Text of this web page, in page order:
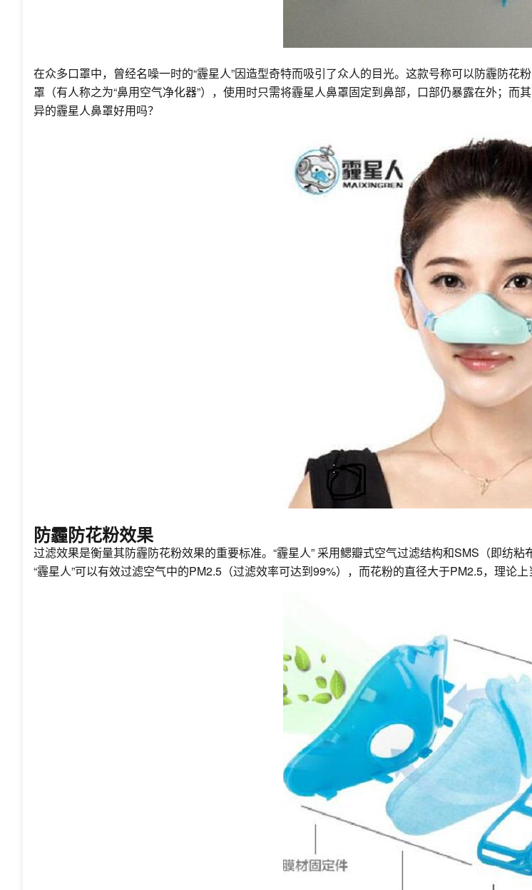
在众多口罩中，曾经名噪一时的“霾星人”因造型奇特而吸引了众人的目光。这款号称可以防霾防花
罩（有人称之为“鼻用空气净化器”），使用时只需将霾星人鼻罩固定到鼻部，口部仍暴露在外；
异的霾星人鼻罩好用吗？
防霾防花粉效果
过滤效果是衡量其防霾防花粉效果的重要标准。“霾星人” 采用鳃瓣式空气过滤结构和SMS（即纺
“霾星人”可以有效过滤空气中的PM2.5（过滤效率可达到99%），而花粉的直径大于PM2.5，理论上